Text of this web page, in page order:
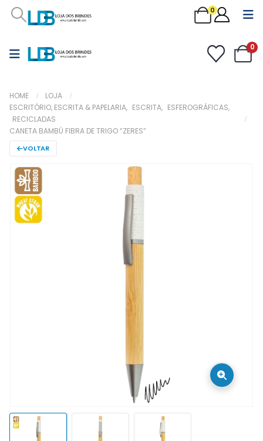
0
0
HOME
LOJA
ESCRITÓRIO, ESCRITA & PAPELARIA, ESCRITA, ESFEROGRÁFICAS,
RECICLADAS
CANETA BAMBÚ FIBRA DE TRIGO “ZERES”
VOLTAR